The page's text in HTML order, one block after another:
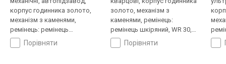
корпус годинника золото,
механізм з каменями,
ремінець: ремінець
шкіряний, WR 30, Швейцарія
порівняти
золото, механізм з
каменями, ремінець:
ремінець шкіряний, WR 30,
Швейцаріяпорівняти